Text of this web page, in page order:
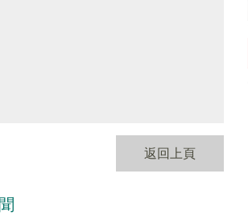
返回上頁